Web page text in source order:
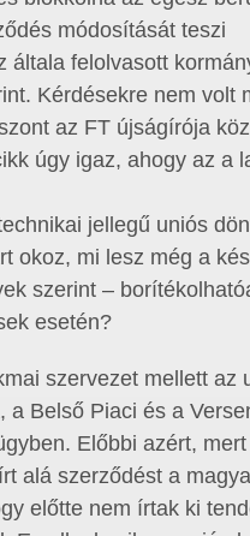
módosítását teszi
általa felolvasott
Kérdésekre nem volt
az FT újságírója
úgy igaz, ahogy az a
jellegű uniós
okoz, mi lesz még a
szerint –
esetén?
szervezet mellett az
a Belső Piaci és a
Előbbi azért,
alá szerződést a
előtte nem írtak ki